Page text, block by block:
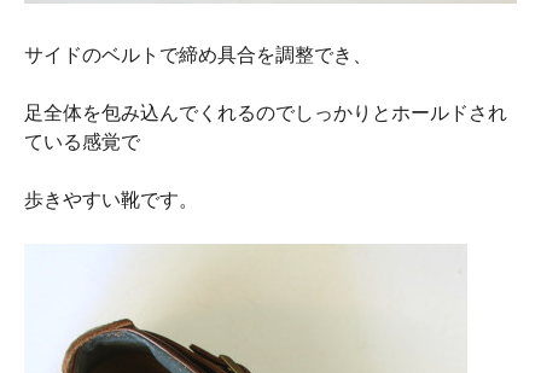
サイドのベルトで締め具合を調整でき、
足全体を包み込んでくれるのでしっかりとホールドされ
ている感覚で
歩きやすい靴です。